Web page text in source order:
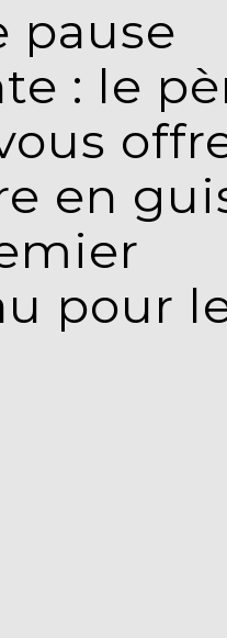
pause
: le
en
pour